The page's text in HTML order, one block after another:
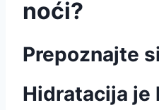
noći?
Prepoznajte
Hidratacija je